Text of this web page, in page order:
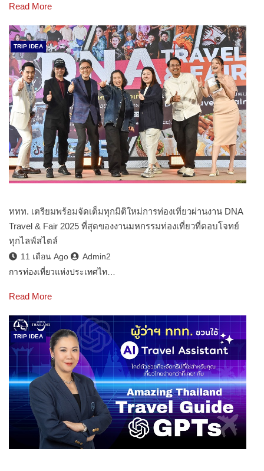
Read More
TRIP IDEA
ททท. เตรียมพร้อมจัดเต็มทุกมิติใหม่การท่องเที่ยวผ่านงาน DNA
Travel & Fair 2025 ที่สุดของงานมหกรรมท่องเที่ยวที่ตอบโจทย์
ทุกไลฟ์สไตล์
11 เดือน Ago
Admin2
การท่องเที่ยวแห่งประเทศไท…
Read More
TRIP IDEA